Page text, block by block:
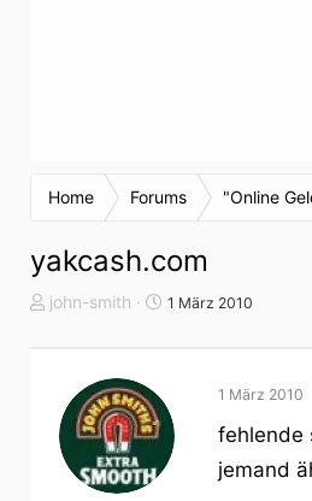
Home Forums "Online
yakcash.com
T
john-smith
S
d
a
1 März 2010
1 März 2010
fehlende
jemand